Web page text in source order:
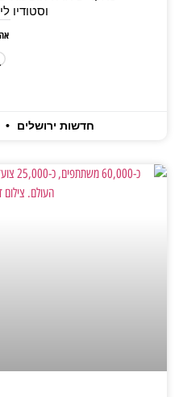
וסטודיו
חדשות ירושלים